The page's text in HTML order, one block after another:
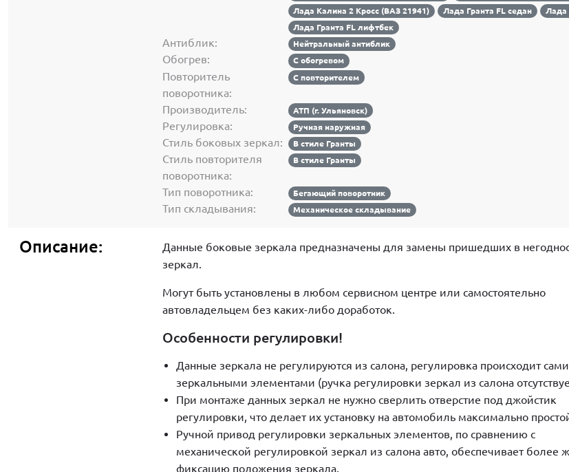
Лада Калина 2 Кросс (ВАЗ 21941)
Лада Гранта FL седан Лада
Лада Гранта FL лифтбек
Антиблик: Нейтральный антиблик
Обогрев: С обогревом
Повторитель
поворотника:
С повторителем
Производитель: АТП (г. Ульяновск)
Регулировка: Ручная наружная
Стиль боковых зеркал: В стиле Гранты
Стиль повторителя
поворотника:
В стиле Гранты
Тип поворотника: Бегающий поворотник
Тип складывания: Механическое складывание
Описание:
Данные боковые зеркала предназначены для замены пришедших в
зеркал.
Могут быть установлены в любом сервисном центре или самостоятельно
автовладельцем без каких-либо доработок.
Особенности регулировки!
Данные зеркала не регулируются из салона, регулировка происходит
зеркальными элементами (ручка регулировки зеркал из салона
При монтаже данных зеркал не нужно сверлить отверстие под джойстик
регулировки, что делает их установку на автомобиль максимально
Ручной привод регулировки зеркальных элементов, по сравнению с
механической регулировкой зеркал из салона авто, обеспечивает более
фиксацию положения зеркала.